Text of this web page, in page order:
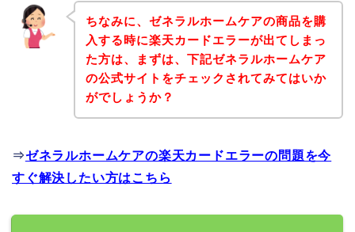
ちなみに、ゼネラルホームケアの商品を購
入する時に楽天カードエラーが出てしまっ
た方は、まずは、下記ゼネラルホームケア
の公式サイトをチェックされてみてはいか
がでしょうか？
⇒ゼネラルホームケアの楽天カードエラーの問題を今
すぐ解決したい方はこちら